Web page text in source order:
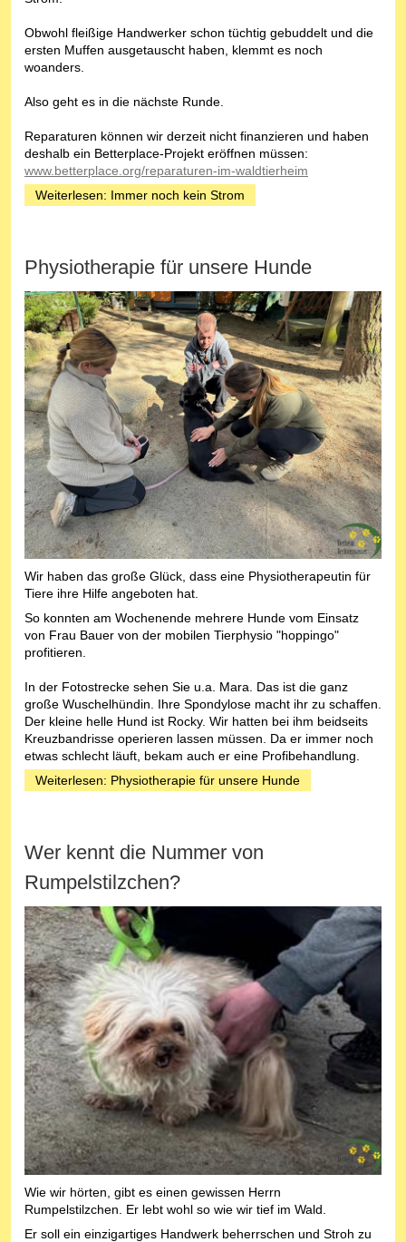
Obwohl fleißige Handwerker schon tüchtig gebuddelt und die
ersten Muffen ausgetauscht haben, klemmt es noch
woanders.
Also geht es in die nächste Runde.
Reparaturen können wir derzeit nicht finanzieren und haben
deshalb ein Betterplace-Projekt eröffnen müssen:
www.betterplace.org/reparaturen-im-waldtierheim
Weiterlesen: Immer noch kein Strom
Physiotherapie für unsere Hunde
Wir haben das große Glück, dass eine Physiotherapeutin für
Tiere ihre Hilfe angeboten hat.
So konnten am Wochenende mehrere Hunde vom Einsatz
von Frau Bauer von der mobilen Tierphysio "hoppingo"
profitieren.
In der Fotostrecke sehen Sie u.a. Mara. Das ist die ganz
große Wuschelhündin. Ihre Spondylose macht ihr zu schaffen.
Der kleine helle Hund ist Rocky. Wir hatten bei ihm beidseits
Kreuzbandrisse operieren lassen müssen. Da er immer noch
etwas schlecht läuft, bekam auch er eine Profibehandlung.
Weiterlesen: Physiotherapie für unsere Hunde
Wer kennt die Nummer von
Rumpelstilzchen?
Wie wir hörten, gibt es einen gewissen Herrn
Rumpelstilzchen. Er lebt wohl so wie wir tief im Wald.
Er soll ein einzigartiges Handwerk beherrschen und Stroh zu